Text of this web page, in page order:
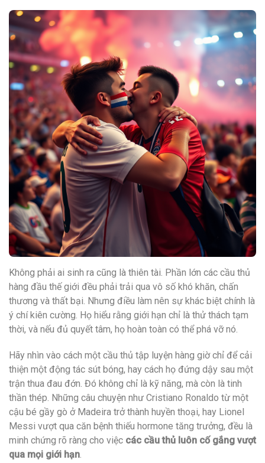
Không phải ai sinh ra cũng là thiên tài. Phần lớn các cầu thủ
hàng đầu thế giới đều phải trải qua vô số khó khăn, chấn
thương và thất bại. Nhưng điều làm nên sự khác biệt chính là
ý chí kiên cường. Họ hiểu rằng giới hạn chỉ là thử thách tạm
thời, và nếu đủ quyết tâm, họ hoàn toàn có thể phá vỡ nó.
Hãy nhìn vào cách một cầu thủ tập luyện hàng giờ chỉ để cải
thiện một động tác sút bóng, hay cách họ đứng dậy sau một
trận thua đau đớn. Đó không chỉ là kỹ năng, mà còn là tinh
thần thép. Những câu chuyện như Cristiano Ronaldo từ một
cậu bé gầy gò ở Madeira trở thành huyền thoại, hay Lionel
Messi vượt qua căn bệnh thiếu hormone tăng trưởng, đều là
minh chứng rõ ràng cho việc các cầu thủ luôn cố gắng vượt
qua mọi giới hạn.